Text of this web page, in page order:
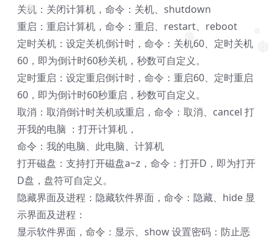
❅
❅
❅
❅
关机：关闭计算机，命令：关机、shutdown
重启：重启计算机，命令：重启、restart、reboot
定时关机：设定关机倒计时，命令：关机60、定时关机
60 ，即为倒计时60秒关机，秒数可自定义。
定时重启：设定重启倒计时，命令：重启60、定时重启
60 ，即为倒计时60秒重启，秒数可自定义。
取消：取消倒计时关机或重启，命令：取消、cancel 打
开我的电脑 ：打开计算机，
命令：我的电脑、此电脑、计算机
打开磁盘：支持打开磁盘a~z，命令：打开D，即为打开
D盘，盘符可自定义。
隐藏界面及进程：隐藏软件界面，命令：隐藏、hide 显
示界面及进程：
显示软件界面，命令：显示、show 设置密码：防止恶